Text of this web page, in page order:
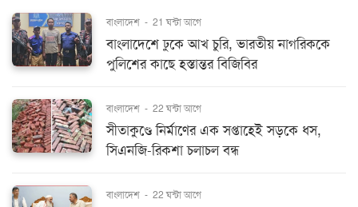
বাংলাদেশ - 21 ঘন্টা আগে
বাংলাদেশে ঢুকে আখ চুরি, ভারতীয় নাগরিককে
পুলিশের কাছে হস্তান্তর বিজিবির
বাংলাদেশ - 22 ঘন্টা আগে
সীতাকুণ্ডে নির্মাণের এক সপ্তাহেই সড়কে ধস,
সিএনজি-রিকশা চলাচল বন্ধ
বাংলাদেশ - 22 ঘন্টা আগে